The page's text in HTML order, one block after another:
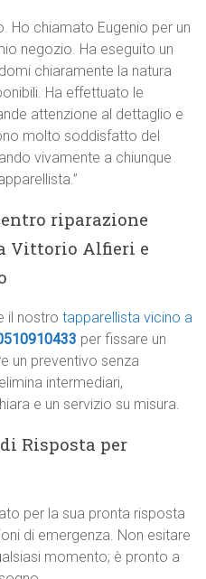
Ho chiamato Eugenio per un
negozio. Ha eseguito un
chiaramente la natura
Ha effettuato le
attenzione al dettaglio e
molto soddisfatto del
vivamente a chiunque
riparazione
Vittorio Alfieri e
il nostrotapparellista vicino a
per fissare un
un preventivo senza
intermediari,
e un servizio su misura.
Risposta per
per la sua pronta risposta
di emergenza. Non esitare
momento; è pronto a